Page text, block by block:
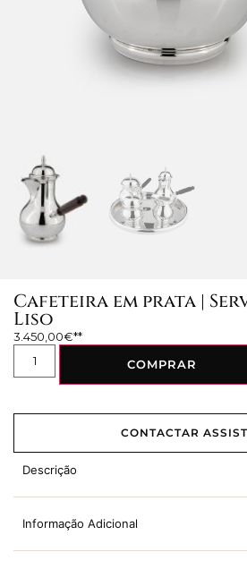
Cafeteira em prata |
Liso
3.450,00€
COMPRAR
CONTACTAR
Descrição
Informação Adicional